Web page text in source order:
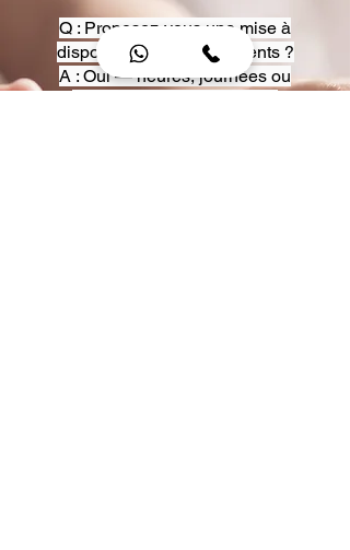
Q : Proposez-vous une mise à
disposition pour événements ?
A : Oui — heures, journées ou